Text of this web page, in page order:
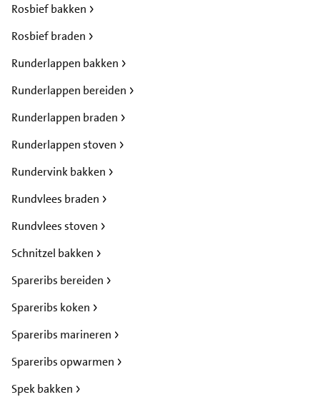
Rosbief bakken
Rosbief braden
Runderlappen bakken
Runderlappen bereiden
Runderlappen braden
Runderlappen stoven
Rundervink bakken
Rundvlees braden
Rundvlees stoven
Schnitzel bakken
Spareribs bereiden
Spareribs koken
Spareribs marineren
Spareribs opwarmen
Spek bakken